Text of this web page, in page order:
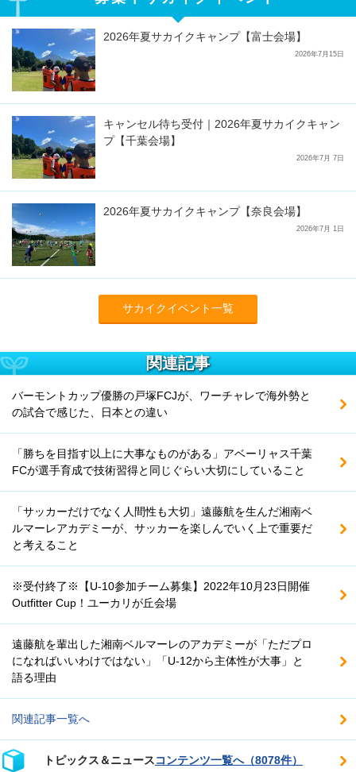
2026年夏サカイクキャンプ【富士会場】
2026年7月15日
キャンセル待ち受付｜2026年夏サカイクキャン
プ【千葉会場】
2026年7月 7日
2026年夏サカイクキャンプ【奈良会場】
2026年7月 1日
サカイクイベント一覧
関連記事
バーモントカップ優勝の戸塚FCJが、ワーチャレで海外勢と
の試合で感じた、日本との違い
「勝ちを目指す以上に大事なものがある」アベーリャス千葉
FCが選手育成で技術習得と同じぐらい大切にしていること
「サッカーだけでなく人間性も大切」遠藤航を生んだ湘南ベ
ルマーレアカデミーが、サッカーを楽しんでいく上で重要だ
と考えること
※受付終了※【U-10参加チーム募集】2022年10月23日開催
Outfitter Cup！ユーカリが丘会場
遠藤航を輩出した湘南ベルマーレのアカデミーが「ただプロ
になればいいわけではない」「U-12から主体性が大事」と
語る理由
関連記事一覧へ
トピックス＆ニュースコンテンツ一覧へ（8078件）